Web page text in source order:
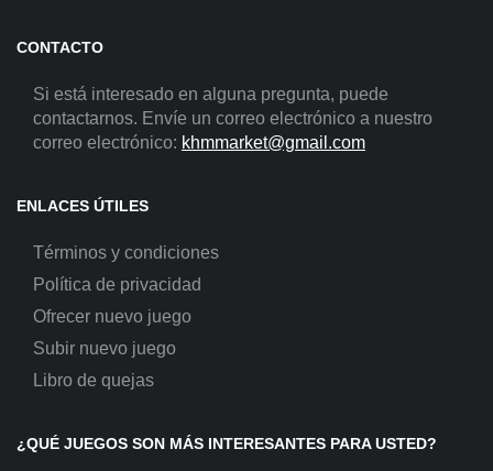
CONTACTO
Si está interesado en alguna pregunta, puede
contactarnos. Envíe un correo electrónico a nuestro
correo electrónico: khmmarket@gmail.com
ENLACES ÚTILES
Términos y condiciones
Política de privacidad
Ofrecer nuevo juego
Subir nuevo juego
Libro de quejas
¿QUÉ JUEGOS SON MÁS INTERESANTES PARA USTED?